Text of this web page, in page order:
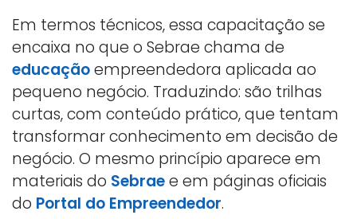
Em termos técnicos, essa capacitação se
encaixa no que o Sebrae chama de
educaçãoempreendedora aplicada ao
pequeno negócio. Traduzindo: são trilhas
curtas, com conteúdo prático, que tentam
transformar conhecimento em decisão de
negócio. O mesmo princípio aparece em
materiais do Sebraee em páginas oficiais
do Portal do Empreendedor.